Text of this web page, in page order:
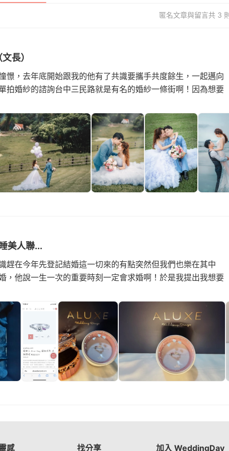
匿名文章與留言共 3
長）
憬，去年底開始跟我的他有了共識要攜手共度餘生，一起邁向
拍婚紗的諮詢台中三民路就是有名的婚紗一條街啊！因為想要
美人聯...
趕在今年先登記結婚這一切來的有點突然但我們也樂在其中
，他說一生一次的重要時刻一定會求婚啊！於是我提出我想要
感 找分享 加入 WeddingDay